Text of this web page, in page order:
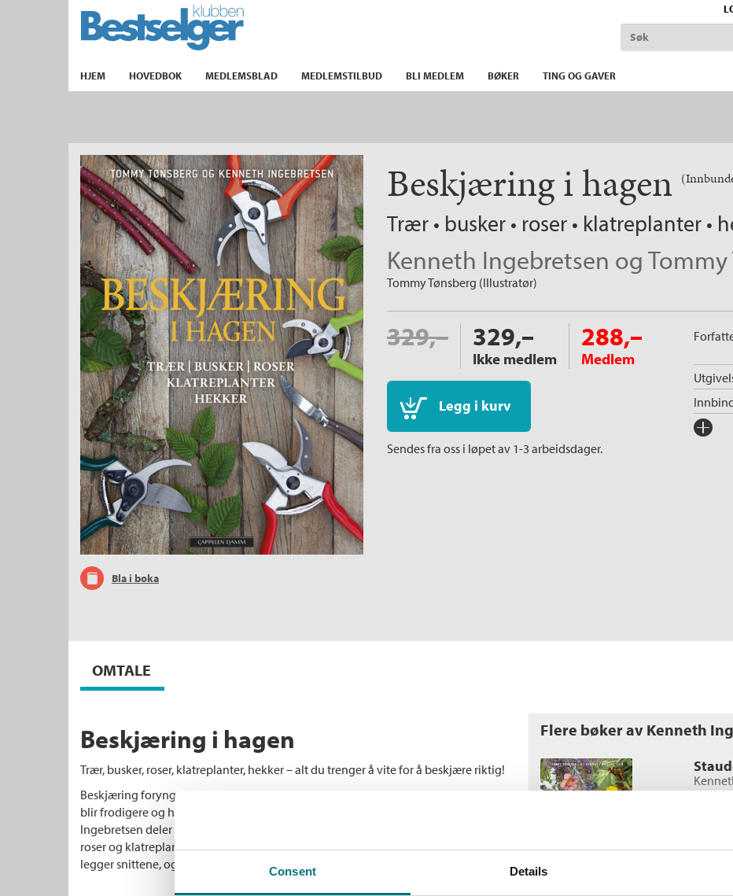
Consent Details
TIL FORSIDEN
HJEM HOVEDBOK MEDLEMSBLAD MEDLEMSTILBUD BLI MEDLEM BØKER TING OG GAVER
Bla i boka
Beskjæring i hagen
trær • busker • roser • klatreplanter •
Kenneth Ingebretsen og Tommy
Tommy Tønsberg (Illustratør)
329,– 329,–
Ikke medlem
288,–
Medlem
Legg i kurv
Sendes fra oss i løpet av 1-3 arbeidsdager.
Forlag:
OMTALE
Beskjæring i hagen
Trær, busker, roser, klatreplanter, hekker – alt du trenger å vite for å beskjære riktig!
Beskjæring forynger og holder planter friske. Frukttrærne bærer mer frukt, rosene
blir frodigere og hekken tettere. Hageekspertene Tommy Tønsberg og Kenneth
Ingebretsen deler her sine beste råd om hvordan du beskjærer trær, busker, hekker,
roser og klatreplanter. Du får vite hvilke redskaper som egner seg, hvordan du
legger snittene, og når det er tid for å beskjære.
Flere bøker av Kenneth